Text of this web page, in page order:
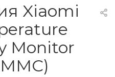
Xiaomi
Monitor